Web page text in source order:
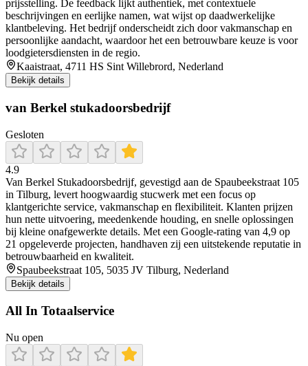
prijsstelling. De feedback lijkt authentiek, met contextuele
beschrijvingen en eerlijke namen, wat wijst op daadwerkelijke
klantbeleving. Het bedrijf onderscheidt zich door vakmanschap en
persoonlijke aandacht, waardoor het een betrouwbare keuze is voor
loodgietersdiensten in de regio.
Kaaistraat, 4711 HS Sint Willebrord, Nederland
Bekijk details
van Berkel stukadoorsbedrijf
Gesloten
4.9
Van Berkel Stukadoorsbedrijf, gevestigd aan de Spaubeekstraat 105
in Tilburg, levert hoogwaardig stucwerk met een focus op
klantgerichte service, vakmanschap en flexibiliteit. Klanten prijzen
hun nette uitvoering, meedenkende houding, en snelle oplossingen
bij kleine onafgewerkte details. Met een Google-rating van 4,9 op
21 opgeleverde projecten, handhaven zij een uitstekende reputatie in
betrouwbaarheid en kwaliteit.
Spaubeekstraat 105, 5035 JV Tilburg, Nederland
Bekijk details
All In Totaalservice
Nu open